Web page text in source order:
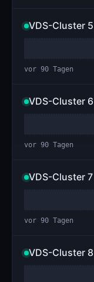
VDS-Cluster 5
vor 90 Tagen
VDS-Cluster 6
vor 90 Tagen
VDS-Cluster 7
vor 90 Tagen
VDS-Cluster 8